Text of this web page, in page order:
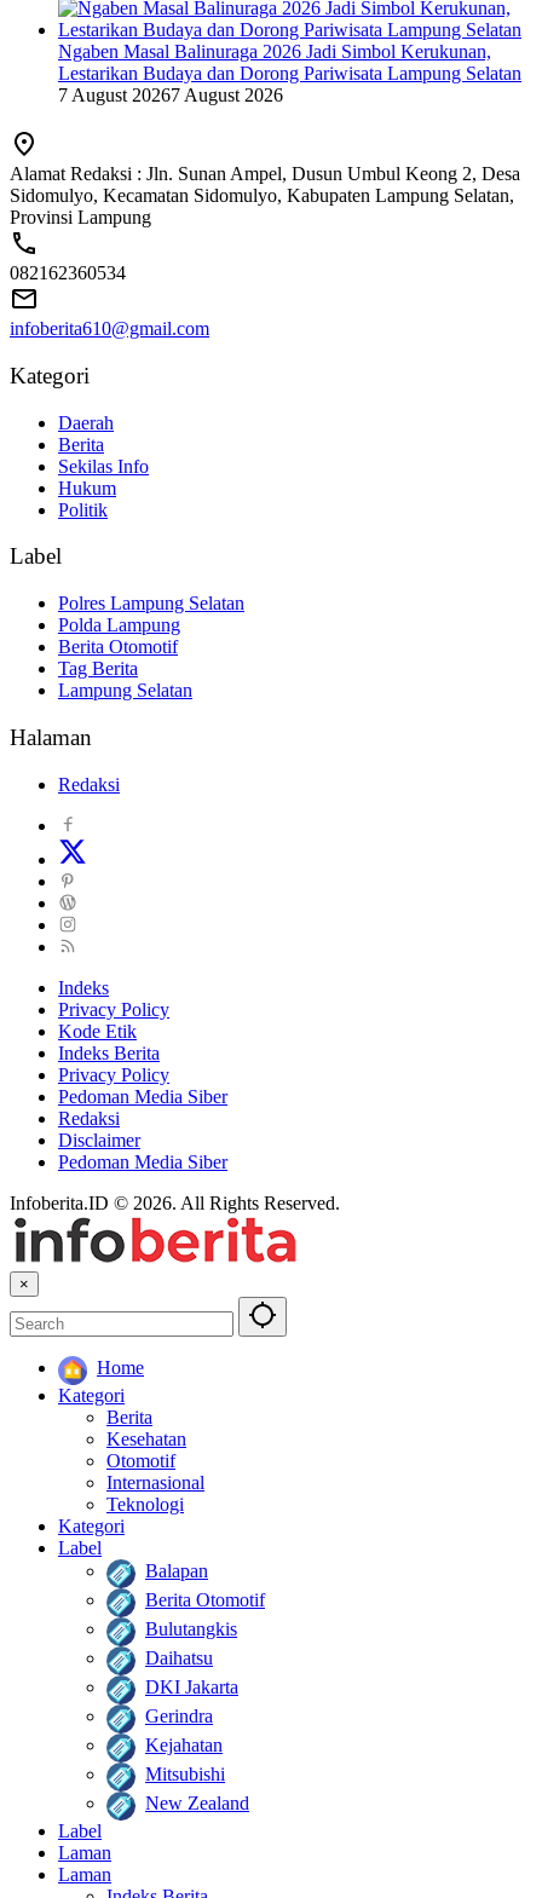
Ngaben Masal Balinuraga 2026 Jadi Simbol Kerukunan,
Lestarikan Budaya dan Dorong Pariwisata Lampung Selatan
7 August 20267 August 2026
Alamat Redaksi : Jln. Sunan Ampel, Dusun Umbul Keong 2, Desa
Sidomulyo, Kecamatan Sidomulyo, Kabupaten Lampung Selatan,
Provinsi Lampung
082162360534
infoberita610@gmail.com
Kategori
Daerah
Berita
Sekilas Info
Hukum
Politik
Label
Polres Lampung Selatan
Polda Lampung
Berita Otomotif
Tag Berita
Lampung Selatan
Halaman
Redaksi
Indeks
Privacy Policy
Kode Etik
Indeks Berita
Privacy Policy
Pedoman Media Siber
Redaksi
Disclaimer
Pedoman Media Siber
Infoberita.ID © 2026. All Rights Reserved.
×
Home
Kategori
Berita
Kesehatan
Otomotif
Internasional
Teknologi
Kategori
Label
Balapan
Berita Otomotif
Bulutangkis
Daihatsu
DKI Jakarta
Gerindra
Kejahatan
Mitsubishi
New Zealand
Label
Laman
Laman